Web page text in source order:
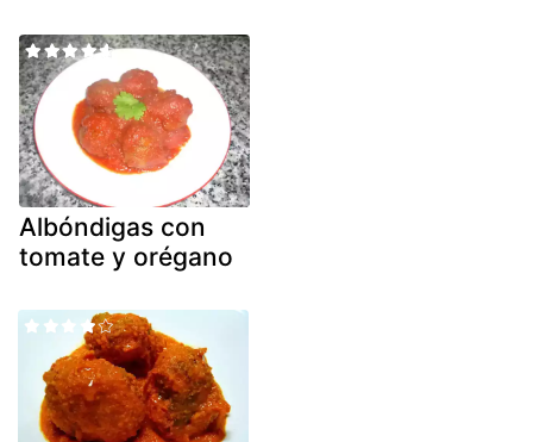
Albóndigas con
tomate y orégano